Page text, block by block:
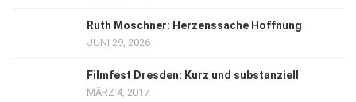
Ruth Moschner: Herzenssache Hoffnung
JUNI 29, 2026
Filmfest Dresden: Kurz und substanziell
MÄRZ 4, 2017